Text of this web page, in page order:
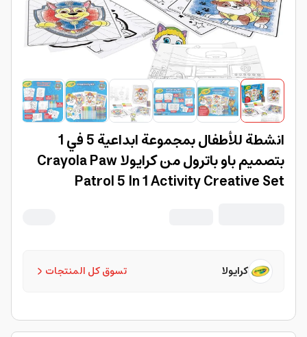
انشطة للأطفال بمجموعة ابداعية 5 في 1
بتصميم باو باترول من كرايولا Crayola Paw
Patrol 5 In 1 Activity Creative Set
تسوق كل المنتجات كرايولا